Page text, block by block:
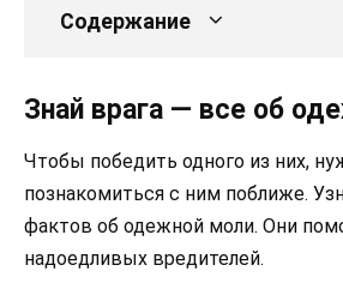
Содержание
Знай врага — все об
Чтобы победить одного из них,
познакомиться с ним поближе.
фактов об одежной моли. Они
надоедливых вредителей.